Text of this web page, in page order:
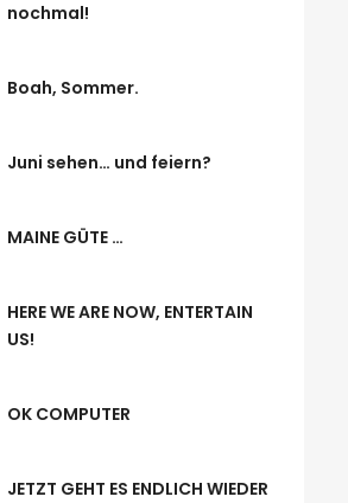
nochmal!
Boah, Sommer.
Juni sehen… und feiern?
MAINE GÜTE …
HERE WE ARE NOW, ENTERTAIN
US!
OK COMPUTER
JETZT GEHT ES ENDLICH WIEDER